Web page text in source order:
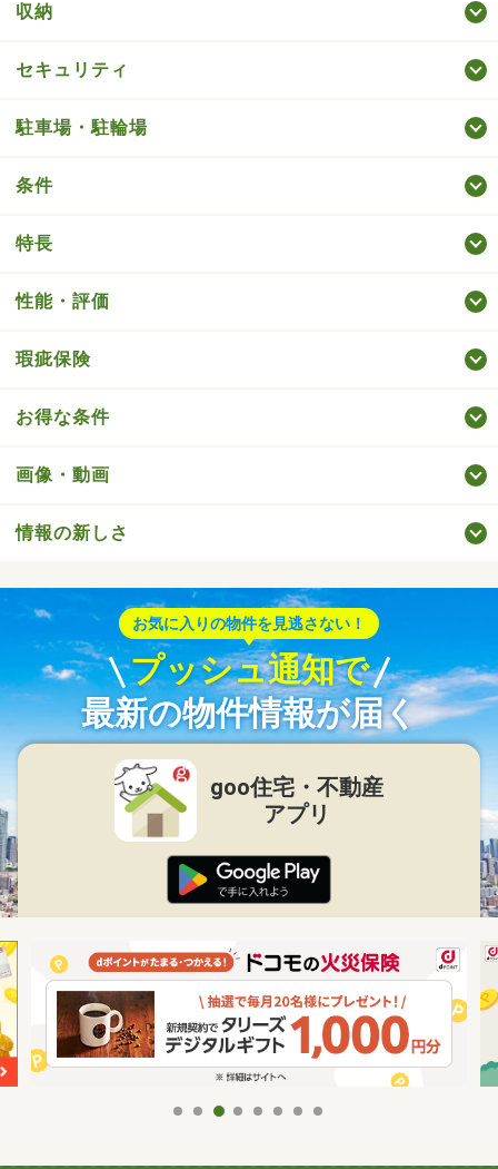
収納
セキュリティ
駐車場・駐輪場
条件
特長
性能・評価
瑕疵保険
お得な条件
画像・動画
情報の新しさ
お気に入りの物件を見逃さない！
プッシュ通知で
最新の物件情報が届く
goo住宅・不動産
アプリ